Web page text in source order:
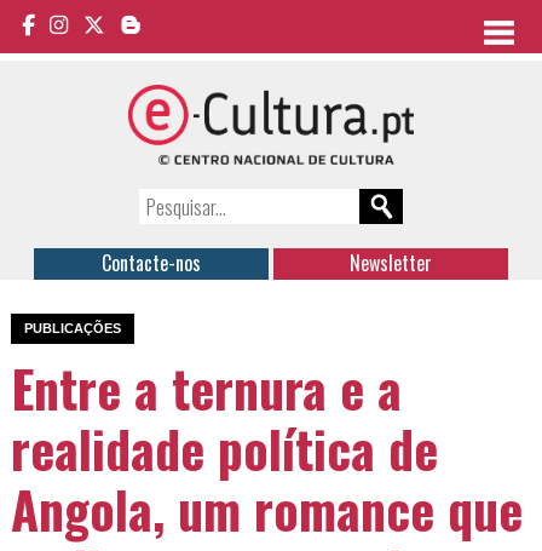
Contacte-nos Newsletter
PUBLICAÇÕES
Entre a ternura e a
realidade política de
Angola, um romance que